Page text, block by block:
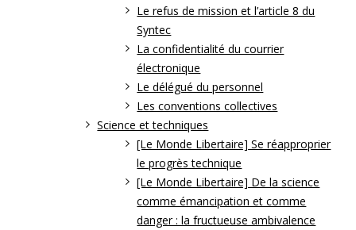
Le refus de mission et l’article 8 du
Syntec
La confidentialité du courrier
électronique
Le délégué du personnel
Les conventions collectives
Science et techniques
[Le Monde Libertaire] Se réapproprier
le progrès technique
[Le Monde Libertaire] De la science
comme émancipation et comme
danger : la fructueuse ambivalence